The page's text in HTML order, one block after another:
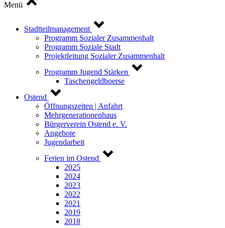
Menü
Stadtteilmanagement
Programm Sozialer Zusammenhalt
Programm Soziale Stadt
Projektleitung Sozialer Zusammenhalt
Programm Jugend Stärken
Taschengeldboerse
Ostend
Öffnungszeiten | Anfahrt
Mehrgenerationenhaus
Bürgerverein Ostend e. V.
Angebote
Jugendarbeit
Ferien im Ostend
2025
2024
2023
2022
2021
2019
2018